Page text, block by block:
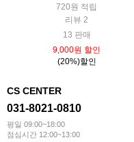
720원 적립
리뷰 2
13 판매
9,000원 할인
(20%)할인
CS CENTER
031-8021-0810
평일 09:00~18:00
점심시간 12:00~13:00